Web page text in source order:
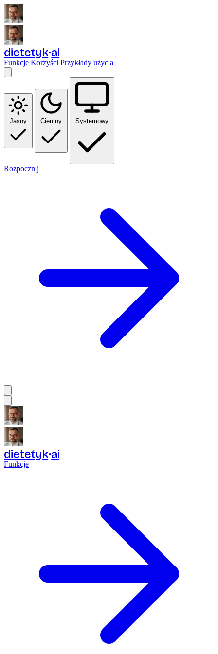
dietetyk ai
Funkcje Korzyści Przykłady użycia
Jasny Ciemny Systemowy
Rozpocznij
dietetyk ai
Funkcje